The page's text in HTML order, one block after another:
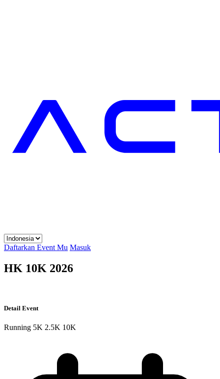
Daftarkan Event Mu Masuk
HK 10K 2026
Detail Event
Running 5K 2.5K 10K